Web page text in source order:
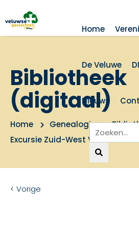
Home
De Veluwe
Nieuws
Bibliotheek
(digitaal)
Home Genealogie
Excursie Zuid-West Veluwe
< Vorige